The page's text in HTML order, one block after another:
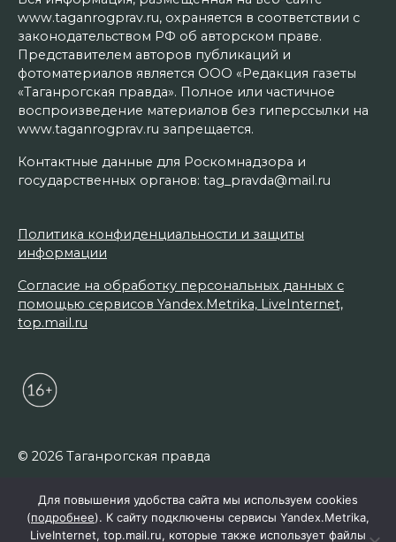
www.taganrogprav.ru, охраняется в соответствии с
законодательством РФ об авторском праве.
Представителем авторов публикаций и
фотоматериалов является ООО «Редакция газеты
«Таганрогская правда». Полное или частичное
воспроизведение материалов без гиперссылки на
www.taganrogprav.ru запрещается.
Контактные данные для Роскомнадзора и
государственных органов: tag_pravda@mail.ru
Политика конфиденциальности и защиты
информации
Согласие на обработку персональных данных с
помощью сервисов Yandex.Metrika, LiveInternet,
top.mail.ru
© 2026 Таганрогская правда
Для повышения удобства сайта мы используем cookies
(подробнее). К сайту подключены сервисы Yandex.Metrika,
LiveInternet, top.mail.ru, которые также использует файлы